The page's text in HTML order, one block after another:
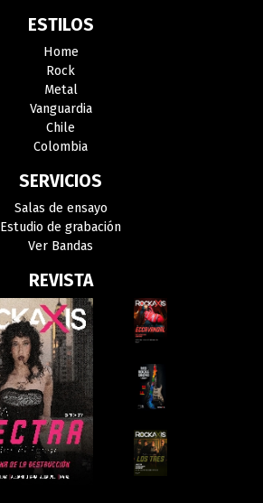
ESTILOS
Home
Rock
Metal
Vanguardia
Chile
Colombia
SERVICIOS
Salas de ensayo
Estudio de grabación
Ver Bandas
REVISTA